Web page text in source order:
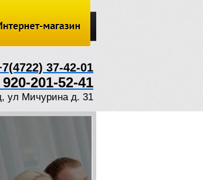
37-42-01
920-201-52-41
ул Мичурина д. 31